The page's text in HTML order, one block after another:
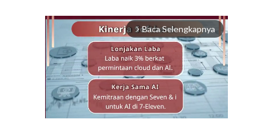
arrow_forward_ios Baca Selengkapnya